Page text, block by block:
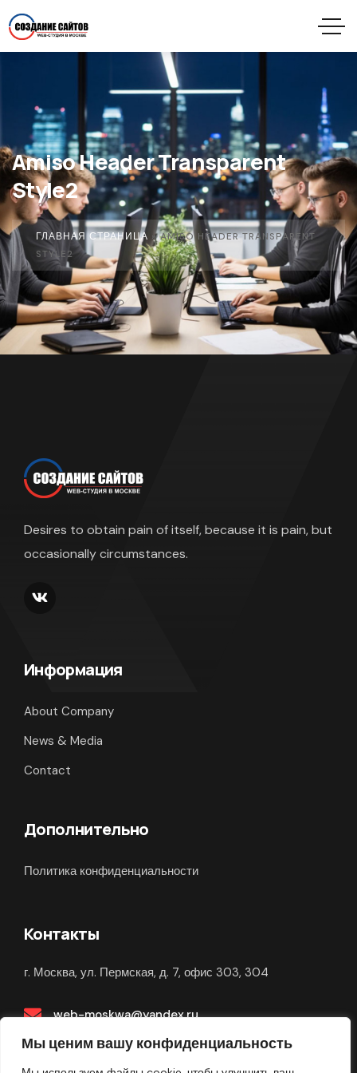
Мы ценим вашу конфиденциальность
Amiso Header Transparent
Style2
ГЛАВНАЯ СТРАНИЦА »AMISO HEADER TRANSPARENT
STYLE2
Desires to obtain pain of itself, because it is pain, but
occasionally circumstances.
Информация
About Company
News & Media
Contact
Дополнительно
Политика конфиденциальности
Контакты
г. Москва, ул. Пермская, д. 7, офис 303, 304
web-moskwa@yandex.ru
Связаться в Telegram